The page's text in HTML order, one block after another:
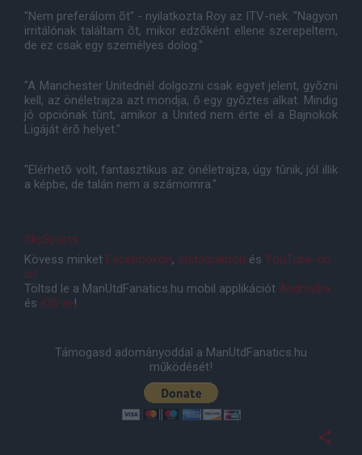
"Nem preferálom õt" - nyilatkozta Roy az ITV-nek. "Nagyon
irritálónak találtam õt, mikor edzõként ellene szerepeltem,
de ez csak egy személyes dolog."
"A Manchester Unitednél dolgozni csak egyet jelent, gyõzni
kell, az önéletrajza azt mondja, õ egy gyõztes alkat. Mindig
jó opciónak tûnt, amikor a United nem érte el a Bajnokok
Ligáját érõ helyet."
"Elérhetõ volt, fantasztikus az önéletrajza, úgy tûnik, jól illik
a képbe, de talán nem a számomra."
SkySports
Kövess minket Facebookon, Instagramon és YouTube-on
is!
Töltsd le a ManUtdFanatics.hu mobil applikációt Androidra
és iOS-re!
Támogasd adományoddal a ManUtdFanatics.hu
működését!